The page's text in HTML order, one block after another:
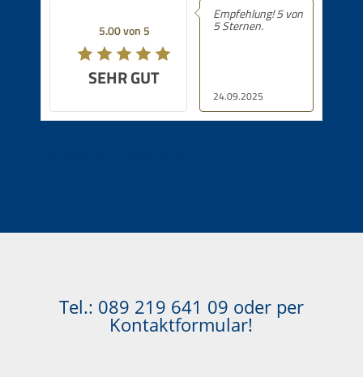
5.00 von 5
SEHR GUT
24.09.2025
Empfehlung! 5 von
5 Sternen.
Tel.: 089 219 641 09 oder per
Kontaktformular!